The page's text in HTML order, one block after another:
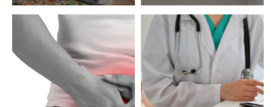
醫師提醒避免這些危險因 可能是拉肚子造成的